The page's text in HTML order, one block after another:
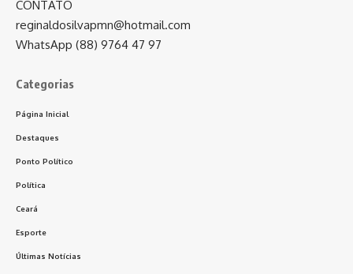
CONTATO
reginaldosilvapmn@hotmail.com
WhatsApp (88) 9764 47 97
Categorias
Página Inicial
Destaques
Ponto Político
Política
Ceará
Esporte
Últimas Notícias